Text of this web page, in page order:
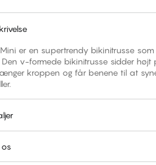
er en supertrendy bikinitrusse
v-formede bikinitrusse sidder højt
kroppen og får benene til at